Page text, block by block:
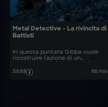
Metal Detective - La rivincita di
Battisti
In questa puntata Gibba vuole
ricostruire l'azione di un
della prima guerra mondiale,
riuscì a vendicare la cattura e
S5:E8 56 min